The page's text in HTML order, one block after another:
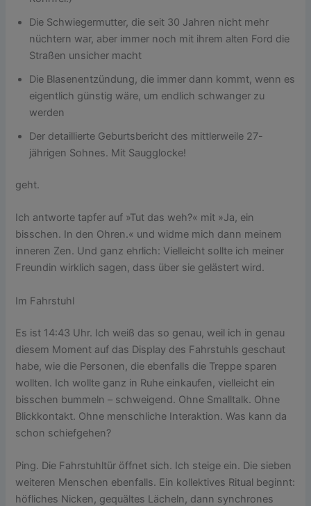
Die Schwiegermutter, die seit 30 Jahren nicht mehr
nüchtern war, aber immer noch mit ihrem alten Ford die
Straßen unsicher macht
Die Blasenentzündung, die immer dann kommt, wenn es
eigentlich günstig wäre, um endlich schwanger zu
werden
Der detaillierte Geburtsbericht des mittlerweile 27-
jährigen Sohnes. Mit Saugglocke!
geht.
Ich antworte tapfer auf »Tut das weh?« mit »Ja, ein
bisschen. In den Ohren.« und widme mich dann meinem
inneren Zen. Und ganz ehrlich: Vielleicht sollte ich meiner
Freundin wirklich sagen, dass über sie gelästert wird.
Im Fahrstuhl
Es ist 14:43 Uhr. Ich weiß das so genau, weil ich in genau
diesem Moment auf das Display des Fahrstuhls geschaut
habe, wie die Personen, die ebenfalls die Treppe sparen
wollten. Ich wollte ganz in Ruhe einkaufen, vielleicht ein
bisschen bummeln – schweigend. Ohne Smalltalk. Ohne
Blickkontakt. Ohne menschliche Interaktion. Was kann da
schon schiefgehen?
Ping. Die Fahrstuhltür öffnet sich. Ich steige ein. Die sieben
weiteren Menschen ebenfalls. Ein kollektives Ritual beginnt:
höfliches Nicken, gequältes Lächeln, dann synchrones